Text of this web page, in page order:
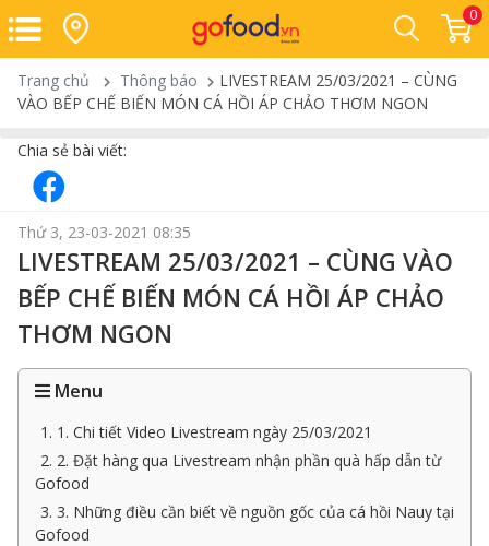
0
Trang chủ Thông báo
LIVESTREAM 25/03/2021 – CÙNG
VÀO BẾP CHẾ BIẾN MÓN CÁ HỒI ÁP CHẢO THƠM NGON
Chia sẻ bài viết:
Thứ 3, 23-03-2021 08:35
LIVESTREAM 25/03/2021 – CÙNG VÀO
BẾP CHẾ BIẾN MÓN CÁ HỒI ÁP CHẢO
THƠM NGON
Menu
1. 1. Chi tiết Video Livestream ngày 25/03/2021
2. 2. Đặt hàng qua Livestream nhận phần quà hấp dẫn từ
Gofood
3. 3. Những điều cần biết về nguồn gốc của cá hồi Nauy tại
Gofood